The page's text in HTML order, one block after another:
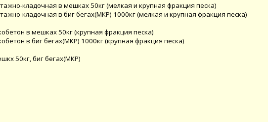
кладочная в мешках 50кг (мелкая и крупная фракция песка)
кладочная в биг бегах(МКР) 1000кг (мелкая и крупная фракция песка)
в мешках 50кг (крупная фракция песка)
в биг бегах(МКР) 1000кг (крупная фракция песка)
50кг, биг бегах(МКР)